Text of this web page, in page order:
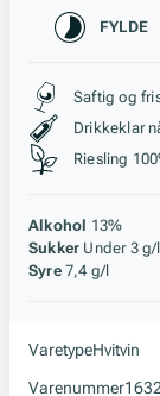
FYLDE
Stil,Saftig og
Drikkeklar
Riesling
Alkohol 13%
Sukker Under 3 g/l
Syre 7,4 g/l
VaretypeHvitvin
Varenummer